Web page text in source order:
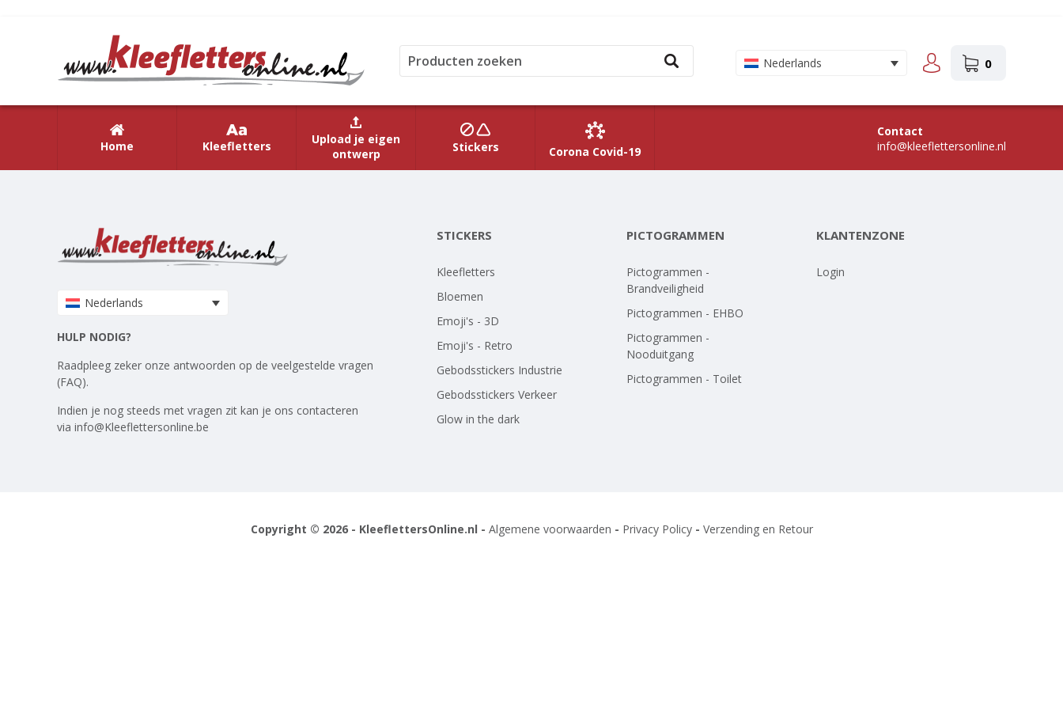
Nederlands 0
Home Kleefletters
Upload je eigen
ontwerp
Stickers Corona Covid-19
Contact
info@kleeflettersonline.nl
Nederlands
HULP NODIG?
Raadpleeg zeker onze antwoorden op de veelgestelde vragen
(FAQ).
Indien je nog steeds met vragen zit kan je ons contacteren
via info@Kleeflettersonline.be
STICKERS
Kleefletters
Bloemen
Emoji's - 3D
Emoji's - Retro
Gebodsstickers Industrie
Gebodsstickers Verkeer
Glow in the dark
PICTOGRAMMEN
Pictogrammen -
Brandveiligheid
Pictogrammen - EHBO
Pictogrammen -
Nooduitgang
Pictogrammen - Toilet
KLANTENZONE
Login
Copyright © 2026 - KleeflettersOnline.nl - Algemene voorwaarden - Privacy Policy- Verzending en Retour